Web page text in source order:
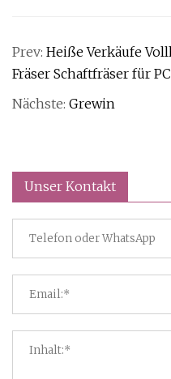
Prev: Heiße Verkäufe
Fräser Schaftfräser für
Nächste: Grewin
Unser Kontakt